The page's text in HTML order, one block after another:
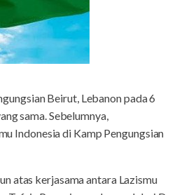
Beirut, Lebanon pada 6
sama. Sebelumnya,
Indonesia di Kamp Pengungsian
atas kerjasama antara Lazismu